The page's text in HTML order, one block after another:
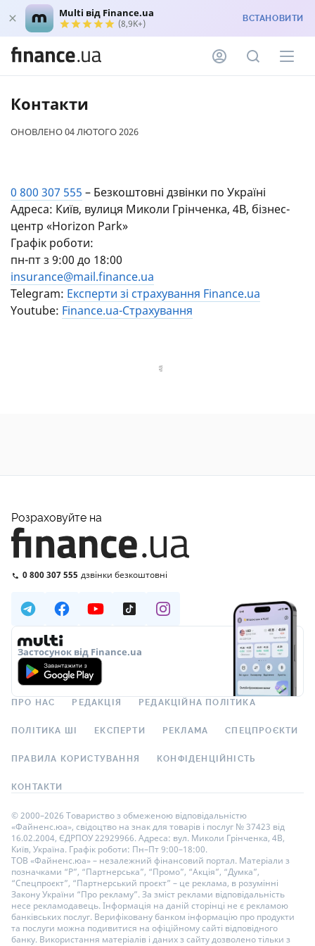
Multi від Finance.ua
(8,9K+) ВСТАНОВИТИ
Контакти
ОНОВЛЕНО 04 ЛЮТОГО 2026
0 800 307 555 – Безкоштовні дзвінки по Україні
Адреса: Київ, вулиця Миколи Грінченка, 4В, бізнес-
центр «Horizon Park»
Графік роботи:
пн-пт з 9:00 до 18:00
insurance@mail.finance.ua
Telegram: Експерти зі страхування Finance.ua
Youtube: Finance.ua-Страхування
Розраховуйте на
0 800 307 555 дзвінки безкоштовні
Застосунок від Finance.ua
ПРО НАС РЕДАКЦІЯ РЕДАКЦІЙНА ПОЛІТИКА
ПОЛІТИКА ШІ ЕКСПЕРТИ РЕКЛАМА СПЕЦПРОЄКТИ
ПРАВИЛА КОРИСТУВАННЯ КОНФІДЕНЦІЙНІСТЬ
КОНТАКТИ
© 2000–2026 Товариство з обмеженою відповідальністю
«Файненс.юа», свідоцтво на знак для товарів і послуг № 37423 від
16.02.2004, ЄДРПОУ 22929966. Адреса: вул. Миколи Грінченка, 4В,
Київ, Україна. Графік роботи: Пн–Пт 9:00–18:00.
ТОВ «Файненс.юа» – незалежний фінансовий портал. Матеріали з
позначками “Р”, “Партнерська”, “Промо”, “Акція”, “Думка”,
“Спецпроєкт”, “Партнерський проєкт” – це реклама, в розумінні
Закону України “Про рекламу”. За зміст реклами відповідальність
несе рекламодавець. Інформація на даній сторінці не є рекламою
банківських послуг. Верифіковану банком інформацію про продукти
та послуги можна подивитися на офіційному сайті відповідного
банку. Використання матеріалів і даних з сайту дозволено тільки з